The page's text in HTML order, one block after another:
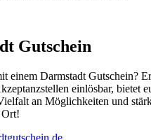
Gutschein
einem Darmstadt Gutschein?
einlösbar, bietet
an Möglichkeiten und
Ort!